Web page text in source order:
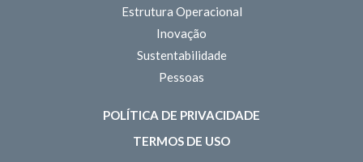
Estrutura Operacional
Inovação
Sustentabilidade
Pessoas
POLÍTICA DE PRIVACIDADE
TERMOS DE USO